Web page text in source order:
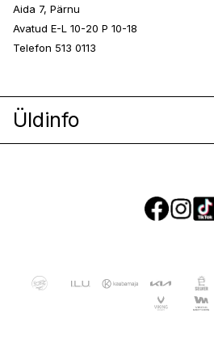
Aida 7, Pärnu
Avatud E-L 10-20 P 10-18
Telefon 513 0113
Üldinfo